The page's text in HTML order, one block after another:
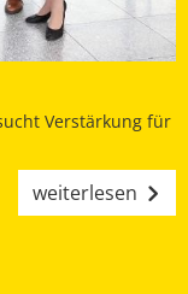
Verstärkung für
weiterlesen